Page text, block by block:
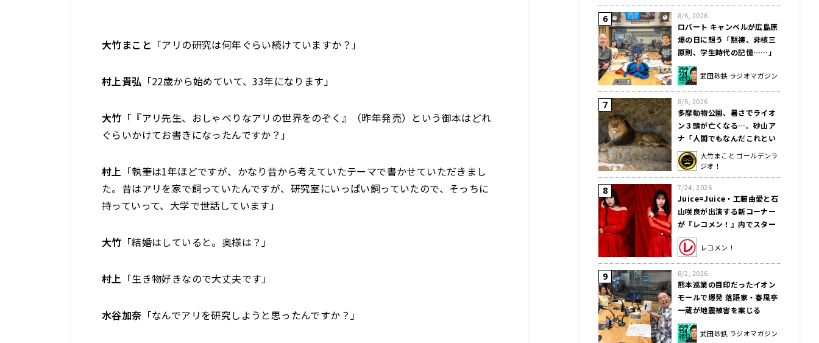
大竹まこと 「アリの研究は何年ぐらい続けていますか？」
村上貴弘 「22歳から始めていて、33年になります」
大竹 「『アリ先生、おしゃべりなアリの世界をのぞく』（昨年発売）という御本はどれ
ぐらいかけてお書きになったんですか？」
村上 「執筆は1年ほどですが、かなり昔から考えていたテーマで書かせていただきまし
た。昔はアリを家で飼っていたんですが、研究室にいっぱい飼っていたので、そっちに
持っていって、大学で世話しています」
大竹 「結婚はしていると。奥様は？」
村上 「生き物好きなので大丈夫です」
水谷加奈 「なんでアリを研究しようと思ったんですか？」
8/6, 2026
ロバート キャンベルが広島原
爆の日に想う「黙祷、非核三
原則、学生時代の記憶……」
武田砂鉄 ラジオマガジン
8/5, 2026
多摩動物公園、暑さでライオ
ン３頭が亡くなる…。砂山ア
ナ「人間でもなんだこれとい
う暑さ。動物はその情報もな
い」
大竹まこと ゴールデンラ
ジオ！
7/24, 2026
Juice=Juice・工藤由愛と石
山咲良が出演する新コーナー
が『レコメン！』内でスター
ト！
レコメン！
8/2, 2026
熊本巡業の目印だったイオン
モールで爆発 落語家・春風亭
一蔵が地震被害を案じる
武田砂鉄 ラジオマガジン